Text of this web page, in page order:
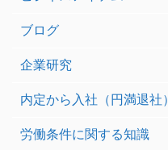
ブログ
企業研究
内定から入社（円満退社）
労働条件に関する知識